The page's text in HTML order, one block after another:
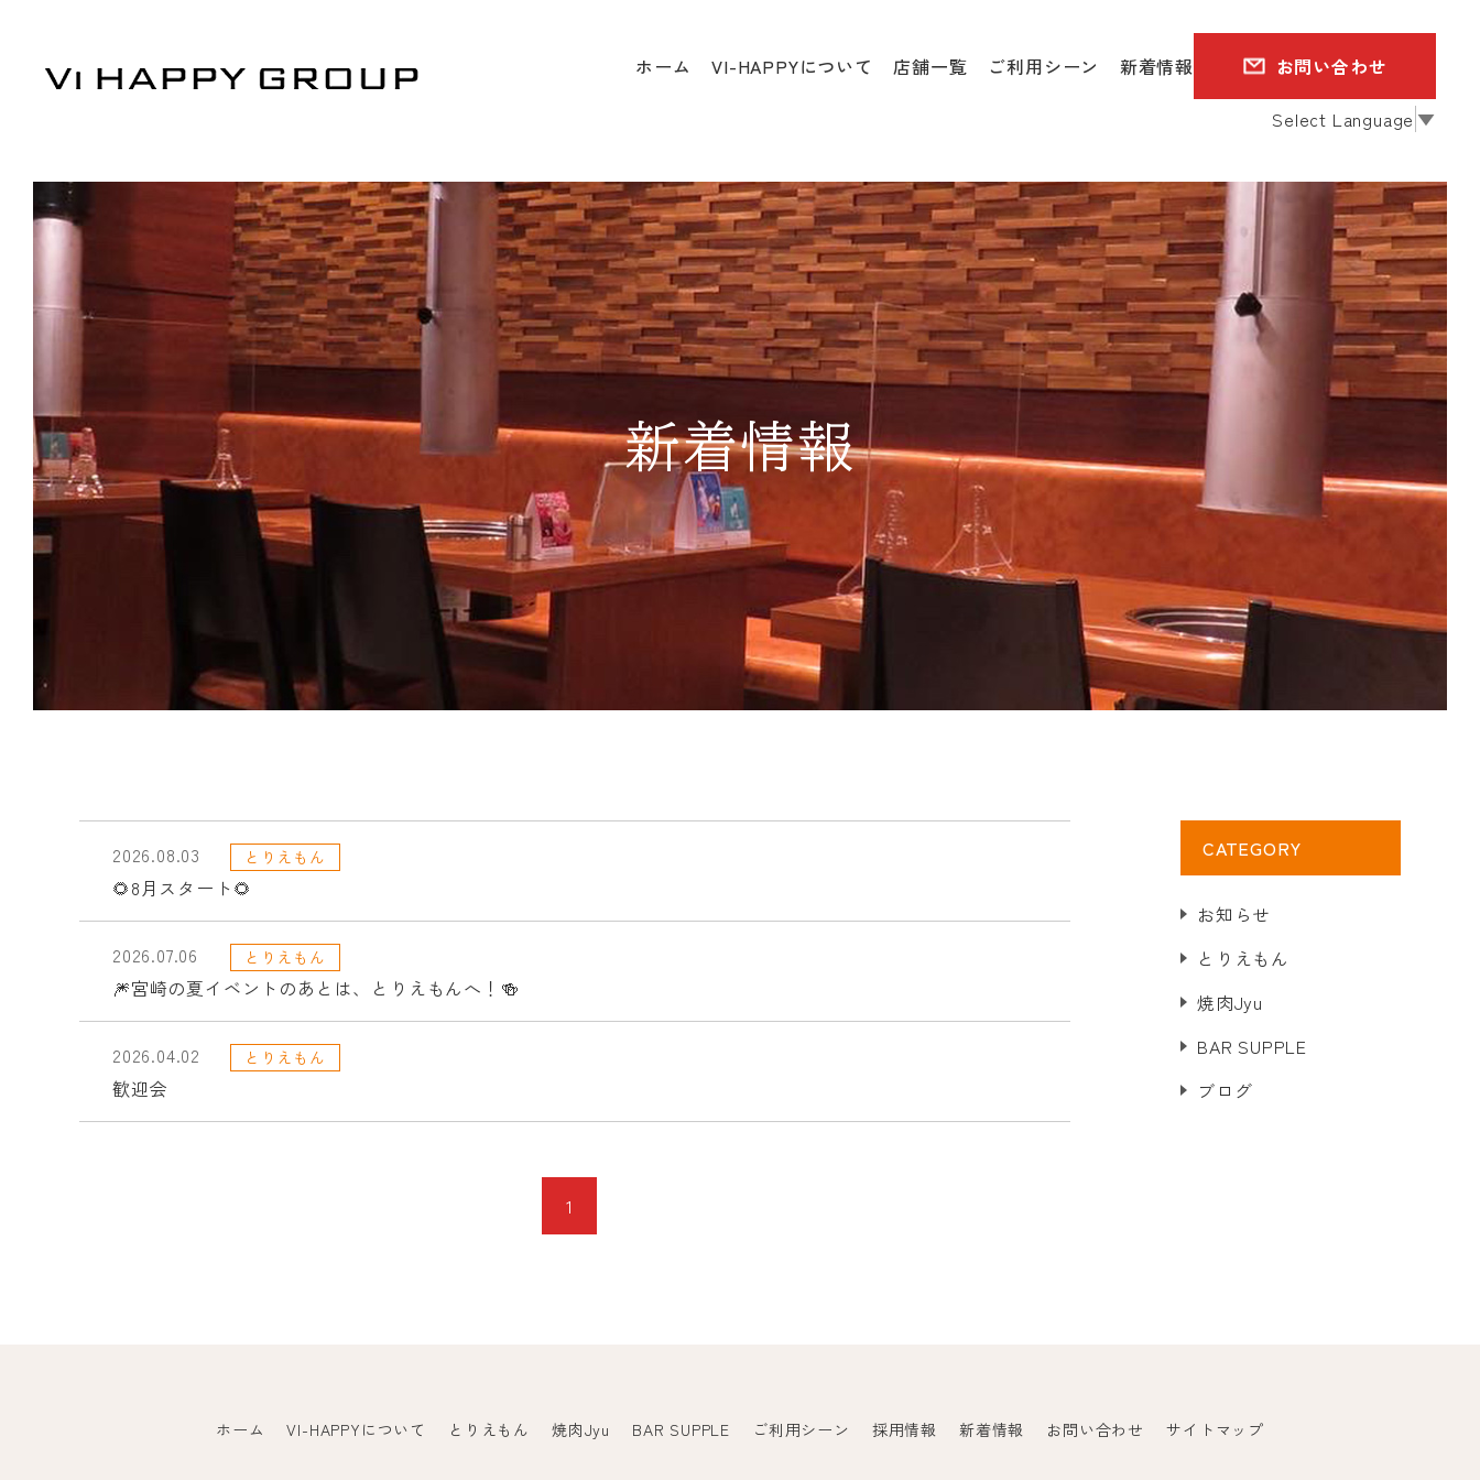
ホーム VI-HAPPYについて 店舗一覧 ご利用シーン 新着情報 お問い合わせ
Select Language ▼
新着情報
2026.08.03 とりえもん
🌻8月スタート🌻
2026.07.06 とりえもん
🎆宮崎の夏イベントのあとは、とりえもんへ！🍻
2026.04.02 とりえもん
歓迎会
1
CATEGORY
お知らせ
とりえもん
焼肉Jyu
BAR SUPPLE
ブログ
ホーム VI-HAPPYについて とりえもん 焼肉Jyu BAR SUPPLE ご利用シーン 採用情報 新着情報 お問い合わせ サイトマップ